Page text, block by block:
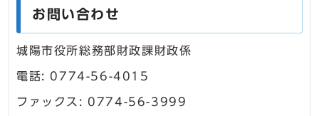
お問い合わせ
城陽市役所総務部財政課財政係
電話: 0774-56-4015
ファックス: 0774-56-3999